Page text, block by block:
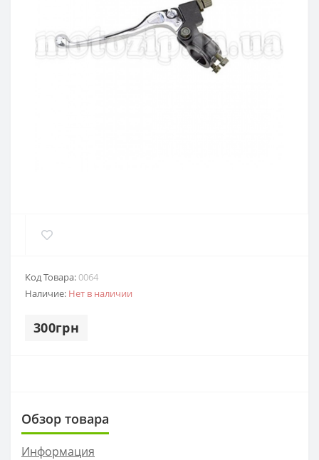
Код Товара:0064
Наличие: Нет в наличии
300грн
Обзор товара
Информация